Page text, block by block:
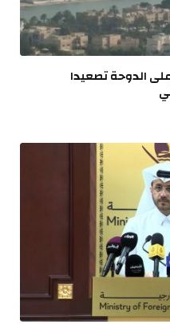
الدوحة تصعيدا